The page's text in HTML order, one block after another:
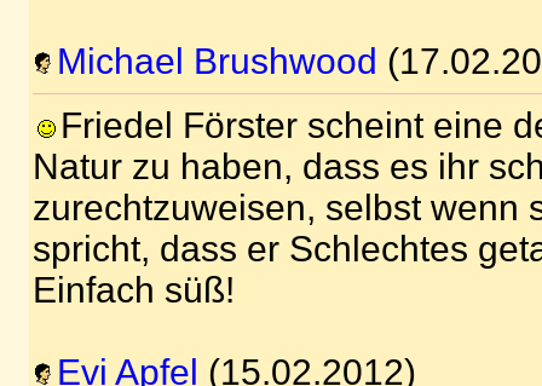
Michael Brushwood
Friedel Förster scheint eine
Natur zu haben, dass es ihr
zurechtzuweisen, selbst wenn
spricht, dass er Schlechtes
Einfach süß!
Evi Apfel (15.02.2012)